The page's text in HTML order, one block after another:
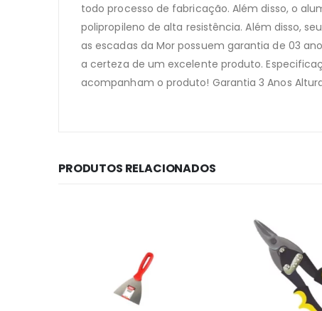
todo processo de fabricação. Além disso, o
polipropileno de alta resistência. Além disso,
as escadas da Mor possuem garantia de 03
a certeza de um excelente produto.
acompanham o produto! Garantia 3 Anos
PRODUTOS RELACIONADOS